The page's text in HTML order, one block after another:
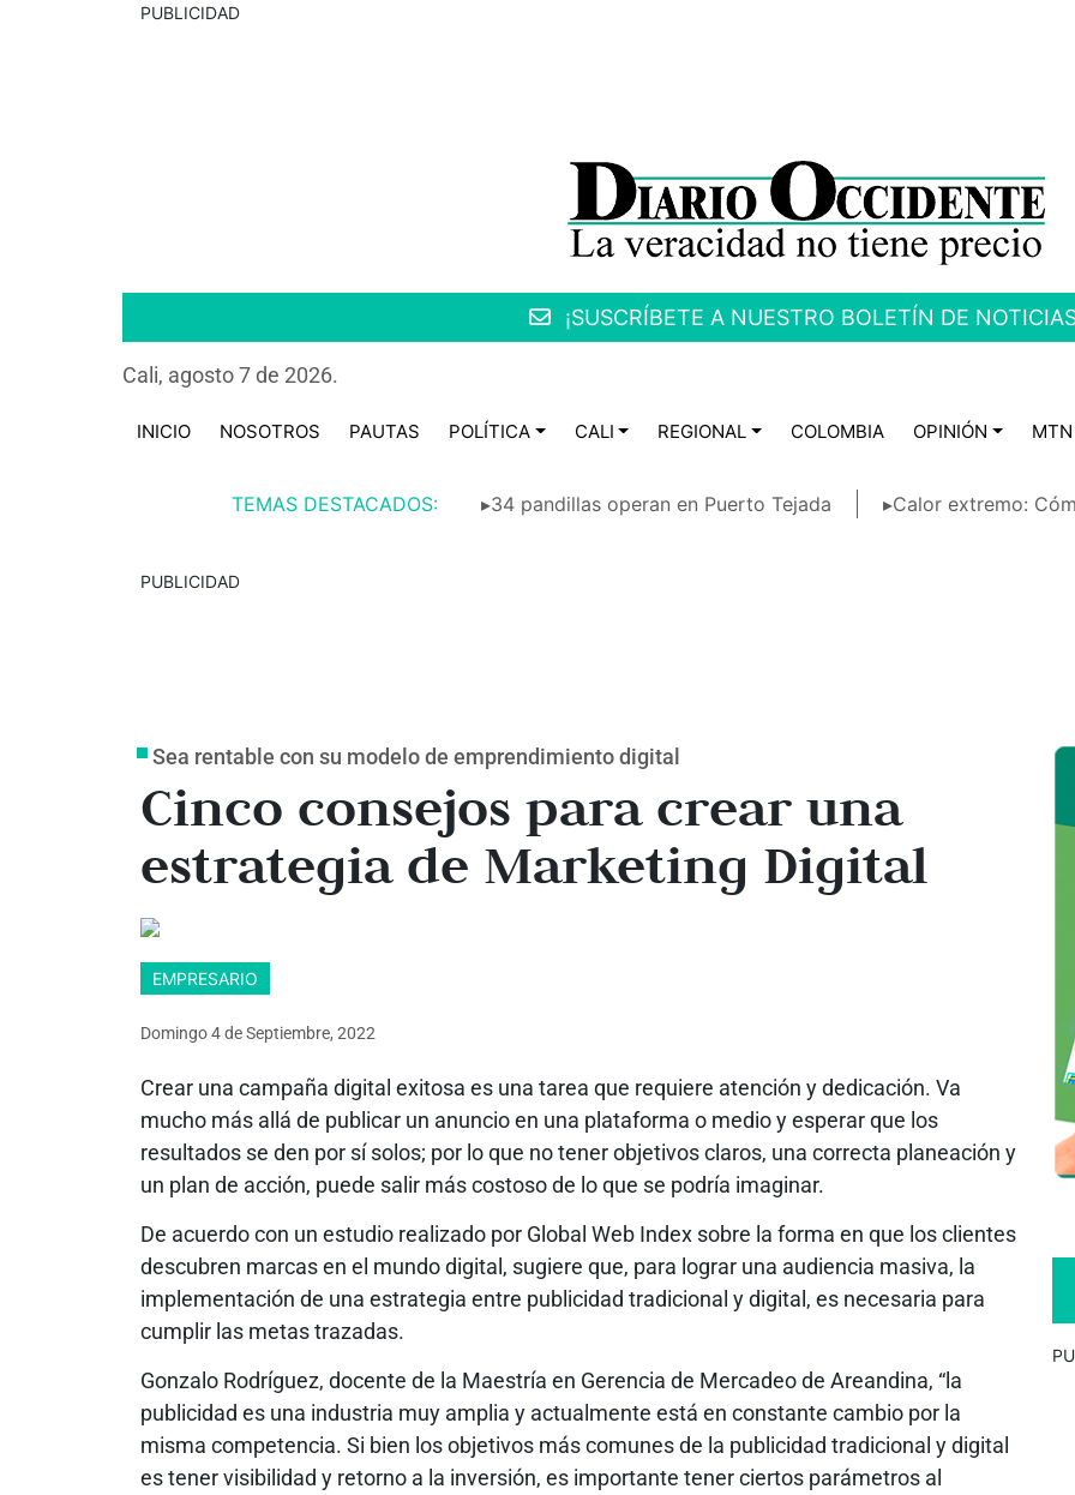
PUBLICIDAD
¡SUSCRÍBETE A NUESTRO BOLETÍN DE
Cali, agosto 7 de 2026.
INICIO NOSOTROS PAUTAS POLÍTICA CALI REGIONAL COLOMBIA OPINIÓN MTN
TEMAS DESTACADOS: ▸34 pandillas operan en Puerto Tejada ▸Calor extremo:
PUBLICIDAD
Sea rentable con su modelo de emprendimiento digital
Cinco consejos para crear una
estrategia de Marketing Digital
EMPRESARIO
Domingo 4deSeptiembre, 2022
Crear una campaña digital exitosa es una tarea que requiere atención y dedicación. Va
mucho más allá de publicar un anuncio en una plataforma o medio y esperar que los
resultados se den por sí solos; por lo que no tener objetivos claros, una correcta planeación y
un plan de acción, puede salir más costoso de lo que se podría imaginar.
De acuerdo con un estudio realizado por Global Web Index sobre la forma en que los clientes
descubren marcas en el mundo digital, sugiere que, para lograr una audiencia masiva, la
implementación de una estrategia entre publicidad tradicional y digital, es necesaria para
cumplir las metas trazadas.
Gonzalo Rodríguez, docente de la Maestría en Gerencia de Mercadeo de Areandina, “la
publicidad es una industria muy amplia y actualmente está en constante cambio por la
misma competencia. Si bien los objetivos más comunes de la publicidad tradicional y digital
es tener visibilidad y retorno a la inversión, es importante tener ciertos parámetros al